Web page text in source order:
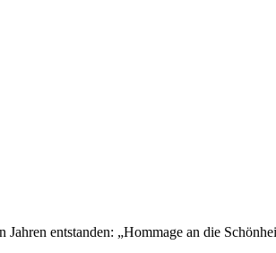
entstanden: „Hommage an die